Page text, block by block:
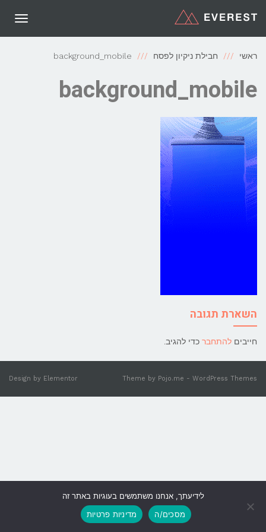
ראשי חבילת ניקיון לפסח background_mobile
background_mobile
השארת תגובה
חייבים להתחבר כדי להגיב.
Theme by Pojo.me - WordPress Themes
Design by Elementor
גלילה
לראש
לידיעתך, אנחנו משתמשים בעוגיות באתר זה
מסכים/ה
מדיניות פרטיות